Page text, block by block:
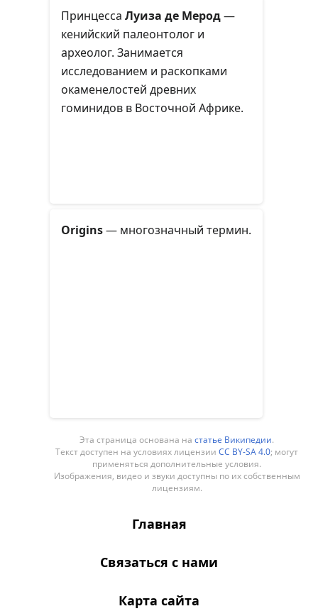
Роллс (1603—1611). В 1604 году
для него также был создан титул
лорда Брюса из Кинлосса
правом наследования для его
мужских потомков). В 1608 году он
получил титул лорда Брюса из
Кинлосса
с правом наследования
Принцесса Луиза де Мерод—
кенийский палеонтолог и
археолог. Занимается
исследованием и раскопками
окаменелостей древних
гоминидов в Восточной Африке.
Origins— многозначный термин.
Эта страница основана на статье Википедии.
Текст доступен на условиях лицензии CC BY-SA 4.0; могут
применяться дополнительные условия.
Изображения, видео и звуки доступны по их собственным
лицензиям.
Главная
Связаться с нами
Карта сайта